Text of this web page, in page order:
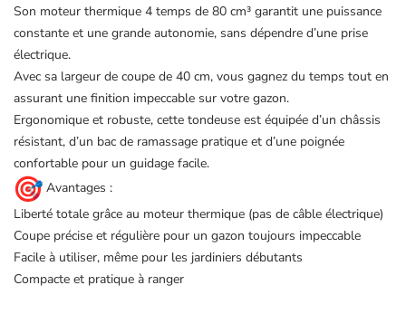
Son moteur thermique 4 temps de 80 cm³ garantit une puissance
constante et une grande autonomie, sans dépendre d’une prise
électrique.
Avec sa largeur de coupe de 40 cm, vous gagnez du temps tout en
assurant une finition impeccable sur votre gazon.
Ergonomique et robuste, cette tondeuse est équipée d’un châssis
résistant, d’un bac de ramassage pratique et d’une poignée
confortable pour un guidage facile.
Avantages :
Liberté totale grâce au moteur thermique (pas de câble électrique)
Coupe précise et régulière pour un gazon toujours impeccable
Facile à utiliser, même pour les jardiniers débutants
Compacte et pratique à ranger